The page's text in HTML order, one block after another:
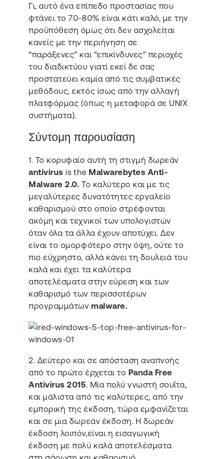
Γι, αυτό ένα επίπεδο προστασίας που
φτάνει το 70-80% είναι κάτι καλό, με την
προϋπόθεση όμως ότι δεν ασχολείται
κανείς με την περιήγηση σε
“παράξενες” και “επικίνδυνες” περιοχές
του διαδικτύου γιατί εκεί δε σας
προστατεύει καμία από τις συμβατικές
μεθόδους, εκτός ίσως από την αλλαγή
πλατφόρμας (όπως η μεταφορά σε UNIX
συστήματα).
Σύντομη παρουσίαση
1. Το κορυφαίο αυτή τη στιγμή δωρεάν
antivirus is the Malwarebytes Anti-
Malware 2.0. Το καλύτερο και με τις
μεγαλύτερες δυνατότητες εργαλείο
καθαρισμού στο οποίο στρέφονται
ακόμη και τεχνικοί των υπολογιστών
όταν όλα τα άλλα έχουν αποτύχει. Δεν
είναι το ομορφότερο στην όψη, ούτε το
πιο εύχρηστο, αλλά κάνει τη δουλειά του
καλά και έχει τα καλύτερα
αποτελέσματα στην εύρεση και των
καθαρισμό των περισσοτέρων
προγραμμάτων malware.
2. Δεύτερο και σε απόσταση αναπνοής
από το πρώτο έρχεται το Panda Free
Antivirus 2015. Μία πολύ γνωστή σουΐτα,
και μάλιστα από τις καλύτερες, από την
εμπορική της έκδοση, τώρα εμφανίζεται
και σε μια δωρεάν έκδοση. Η δωρεάν
έκδοση λοιπόν,είναι η εισαγωγική
έκδοση με πολύ καλά αποτελέσματα